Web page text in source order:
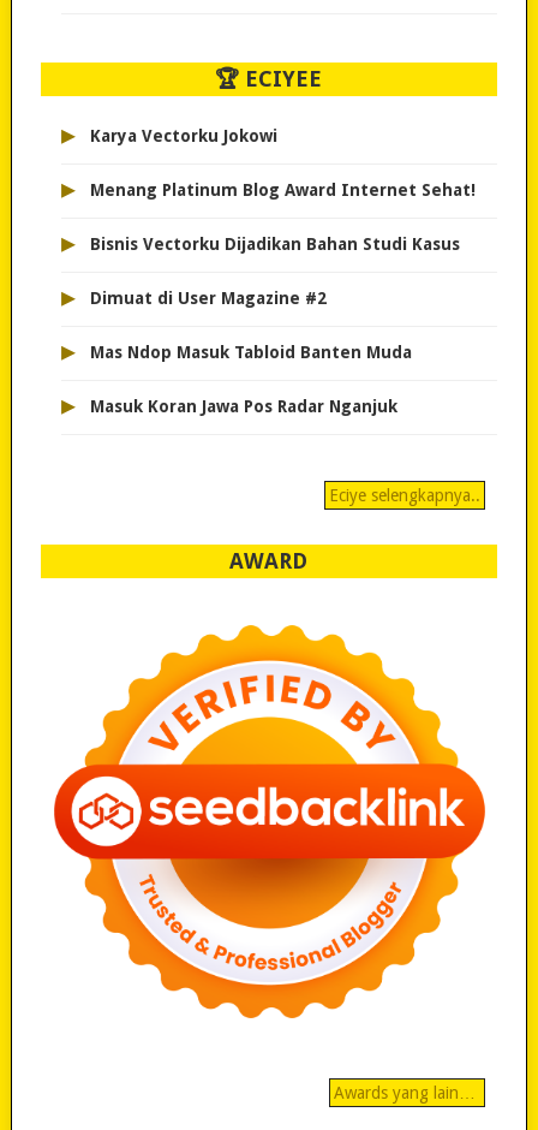
🏆 ECIYEE
▸ Karya Vectorku Jokowi
▸ Menang Platinum Blog Award Internet Sehat!
▸ Bisnis Vectorku Dijadikan Bahan Studi Kasus
▸ Dimuat di User Magazine #2
▸ Mas Ndop Masuk Tabloid Banten Muda
▸ Masuk Koran Jawa Pos Radar Nganjuk
Eciye selengkapnya..
AWARD
Awards yang lain…